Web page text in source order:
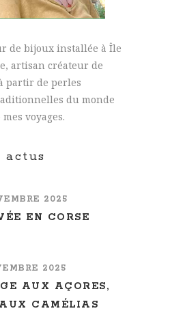
de bijoux installée à Île
artisan créateur de
partir de perles
du monde
voyages.
actus
2025
EN CORSE
2025
AUX AÇORES,
CAMÉLIAS